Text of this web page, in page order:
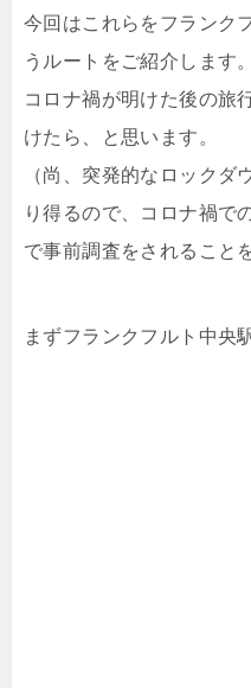
今回はこれらをフランク
うルートをご紹介します。
コロナ禍が明けた後の旅
けたら、と思います。
（尚、突発的なロックダ
り得るので、コロナ禍で
で事前調査をされること
まずフランクフルト中央